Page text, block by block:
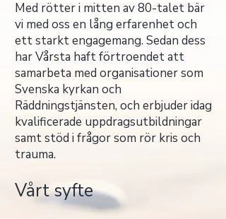
Med rötter i mitten av 80-talet bär
vi med oss en lång erfarenhet och
ett starkt engagemang. Sedan dess
har Vårsta haft förtroendet att
samarbeta med organisationer som
Svenska kyrkan och
Räddningstjänsten, och erbjuder idag
kvalificerade uppdragsutbildningar
samt stöd i frågor som rör kris och
trauma.
Vårt syfte